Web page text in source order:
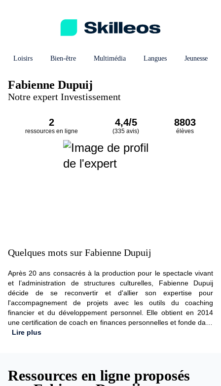
Loisirs Bien-être Multimédia Langues Jeunesse
Fabienne Dupuij
Notre expert Investissement
2
ressources en ligne
4,4/5
(335 avis)
8803
élèves
Quelques mots sur Fabienne Dupuij
Après 20 ans consacrés à la production pour le spectacle vivant
et l’administration de structures culturelles, Fabienne Dupuij
décide de se reconvertir et d'allier son expertise pour
l'accompagnement de projets avec les outils du coaching
financier et du développement personnel. Elle obtient en 2014
une certification de coach en finances personnelles et fonde dans
la foulée L'école de l'argent, puis se forme à plusieurs
personnelle et professionnelle. Elle est aussi auteure, formatrice
et conférencière et alimente d'articles et contenus son site
Lire plus
Ressources en ligne proposés